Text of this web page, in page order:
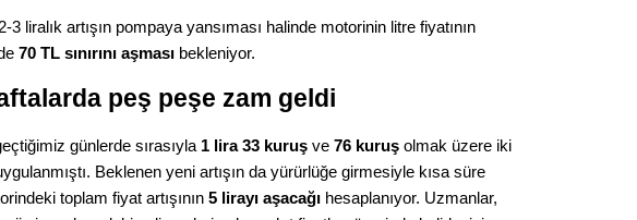
3 liralık artışın pompaya yansıması halinde motorinin litre fiyatının
70 TL sınırını aşması bekleniyor.
peş peşe zam geldi
günlerde sırasıyla 1 lira 33 kuruş ve 76 kuruş olmak üzere iki
Beklenen yeni artışın da yürürlüğe girmesiyle kısa süre
toplam fiyat artışının 5 lirayı aşacağı hesaplanıyor. Uzmanlar,